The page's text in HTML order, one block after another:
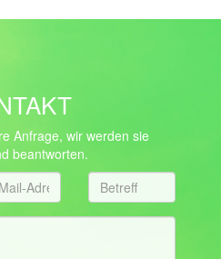
Anfrage, wir werden sie
beantworten.